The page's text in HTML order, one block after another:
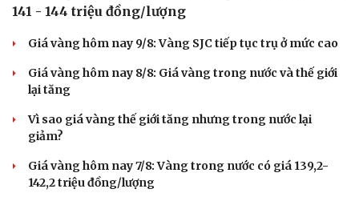
141 - 144 triệu đồng/lượng
Giá vàng hôm nay 9/8: Vàng SJC tiếp tục trụ ở mức cao
Giá vàng hôm nay 8/8: Giá vàng trong nước và thế giới
lại tăng
Vì sao giá vàng thế giới tăng nhưng trong nước lại
giảm?
Giá vàng hôm nay 7/8: Vàng trong nước có giá 139,2-
142,2 triệu đồng/lượng